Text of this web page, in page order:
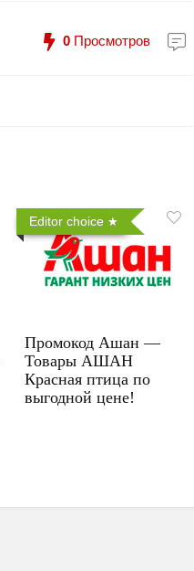
0 Просмотров
Editor choice
Промокод Ашан —
Товары АШАН
Красная птица по
выгодной цене!